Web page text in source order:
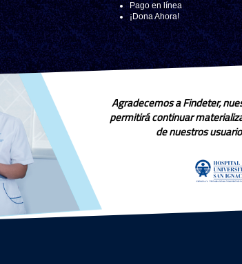
Pago en línea
¡Dona Ahora!
Agradecemos a Findeter,
permitirá continuar
de nuestros